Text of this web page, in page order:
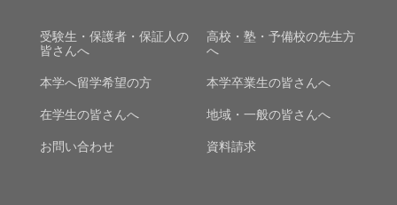
受験生・保護者・保証人の
皆さんへ
高校・塾・予備校の先生方
へ
本学へ留学希望の方 本学卒業生の皆さんへ
在学生の皆さんへ 地域・一般の皆さんへ
お問い合わせ 資料請求